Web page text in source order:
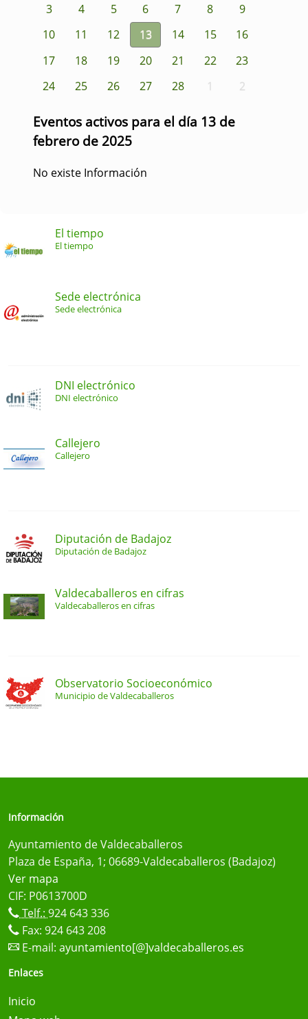
3
4 5 6 7 8
9
10
11 12 13 14 15
16
17
18 19 20 21 22
23
24
25 26 27 28 1 2
Eventos activos para el día 13 de
febrero de 2025
No existe Información
El tiempo
El tiempo
Sede electrónica
Sede electrónica
DNI electrónico
DNI electrónico
Callejero
Callejero
Diputación de Badajoz
Diputación de Badajoz
Valdecaballeros en cifras
Valdecaballeros en cifras
Observatorio Socioeconómico
Municipio de Valdecaballeros
Información
Ayuntamiento de Valdecaballeros
Plaza de España, 1; 06689-Valdecaballeros (Badajoz)
Ver mapa
CIF: P0613700D
Telf.: 924 643 336
Fax: 924 643 208
E-mail: ayuntamiento[@]valdecaballeros.es
Enlaces
Inicio